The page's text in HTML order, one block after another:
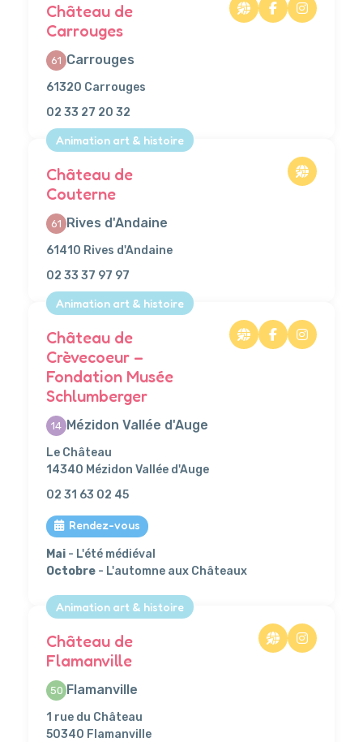
Château de
Carrouges
61 Carrouges
61320 Carrouges
02 33 27 20 32
Animation art & histoire
Château de
Couterne
61 Rives d'Andaine
61410 Rives d'Andaine
02 33 37 97 97
Animation art & histoire
Château de
Crèvecoeur –
Fondation Musée
Schlumberger
14 Mézidon Vallée d'Auge
Le Château
14340 Mézidon Vallée d'Auge
02 31 63 02 45
Rendez-vous
Mai - L'été médiéval
Octobre - L'automne aux Châteaux
Animation art & histoire
Château de
Flamanville
50 Flamanville
1 rue du Château
50340 Flamanville